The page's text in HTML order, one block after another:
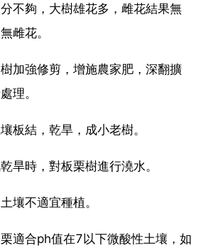
不夠，大樹雄花多，雌花結果無
雌花。
加強修剪，增施農家肥，深翻擴
理。
板結，乾旱，成小老樹。
旱時，對板栗樹進行澆水。
壤不適宜種植。
適合ph值在7以下微酸性土壤，如